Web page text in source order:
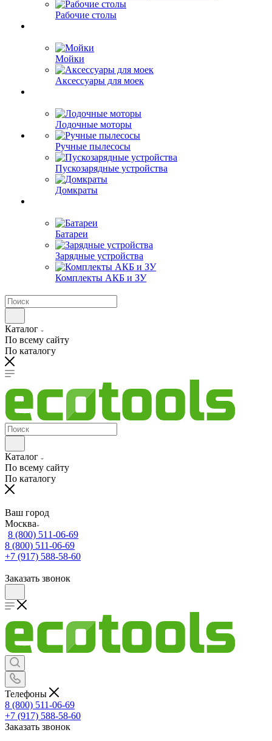
Рабочие столы
Мойки
Аксессуары для моек
Лодочные моторы
Ручные пылесосы
Пускозарядные устройства
Домкраты
Батареи
Зарядные устройства
Комплекты АКБ и ЗУ
Каталог
По всему сайту
По каталогу
Каталог
По всему сайту
По каталогу
Ваш город
Москва
8 (800) 511-06-69
8 (800) 511-06-69
+7 (917) 588-58-60
Заказать звонок
Телефоны
8 (800) 511-06-69
+7 (917) 588-58-60
Заказать звонок